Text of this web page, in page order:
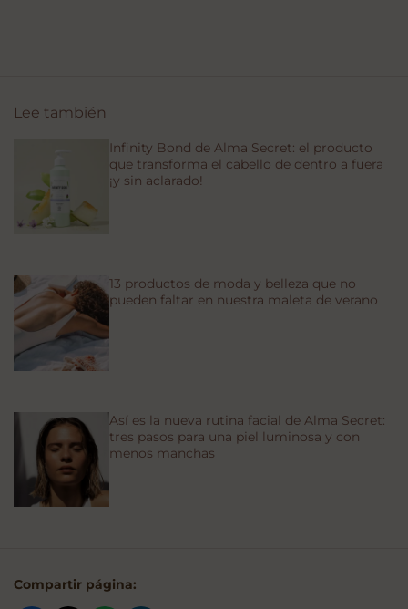
Lee también
Infinity Bond de Alma Secret: el producto
que transforma el cabello de dentro a fuera
¡y sin aclarado!
13 productos de moda y belleza que no
pueden faltar en nuestra maleta de verano
Así es la nueva rutina facial de Alma Secret:
tres pasos para una piel luminosa y con
menos manchas
Compartir página: